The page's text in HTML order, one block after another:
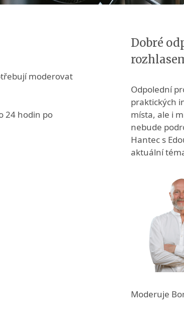
moderovat
24 hodin po
Dobré
Odpolední
praktických
místa, ale i
nebude
Hantec s
aktuální
Moderuje